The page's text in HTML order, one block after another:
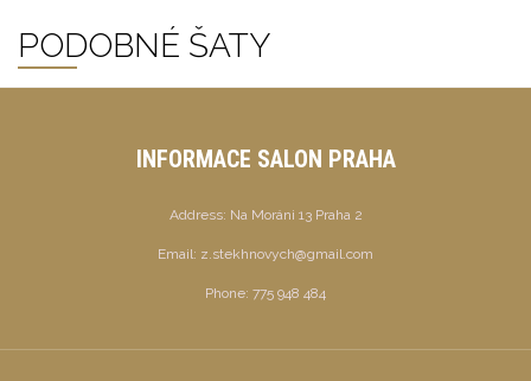
PODOBNÉ ŠATY
INFORMACE SALON PRAHA
Address: Na Moráni 13 Praha 2
Email: z.stekhnovych@gmail.com
Phone: 775 948 484